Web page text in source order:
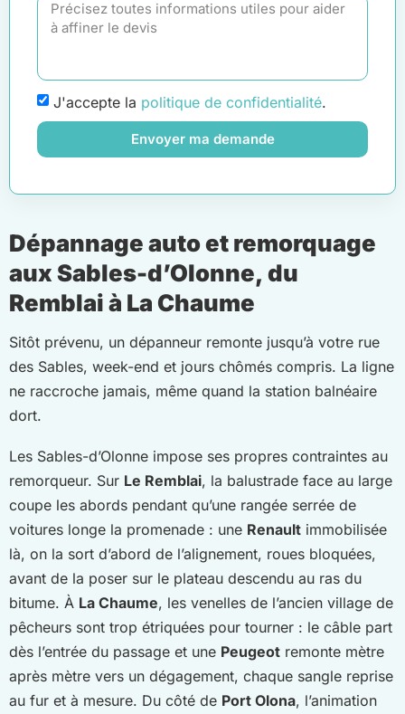
J'accepte la politique de confidentialité.
Envoyer ma demande
Dépannage auto et remorquage
aux Sables-d’Olonne, du
Remblai à La Chaume
Sitôt prévenu, un dépanneur remonte jusqu’à votre rue
des Sables, week-end et jours chômés compris. La ligne
ne raccroche jamais, même quand la station balnéaire
dort.
Les Sables-d’Olonne impose ses propres contraintes au
remorqueur. Sur Le Remblai, la balustrade face au large
coupe les abords pendant qu’une rangée serrée de
voitures longe la promenade : une Renault immobilisée
là, on la sort d’abord de l’alignement, roues bloquées,
avant de la poser sur le plateau descendu au ras du
bitume. À La Chaume, les venelles de l’ancien village de
pêcheurs sont trop étriquées pour tourner : le câble part
dès l’entrée du passage et une Peugeot remonte mètre
après mètre vers un dégagement, chaque sangle reprise
au fur et à mesure. Du côté de Port Olona, l’animation